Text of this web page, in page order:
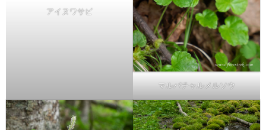
アイヌワサビ
マルバチャルメルソウ